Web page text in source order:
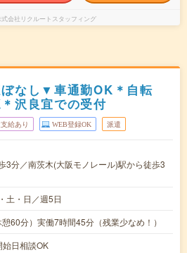
式会社リクルートスタッフィング
なし▼車通勤OK＊自転
沢良宜での受付
給あり WEB登録OK 派遣
3分／南茨木(大阪モノレール)駅から徒歩3
土・日／週5日
60分）実働7時間45分（残業少なめ！）
日相談OK